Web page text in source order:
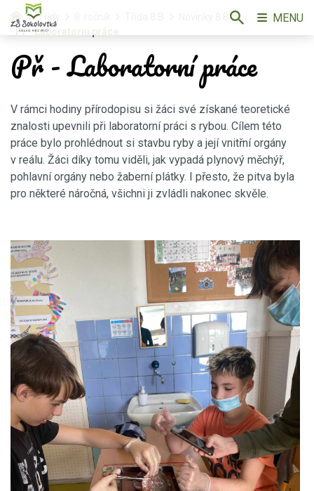
Třídy
Př - Laboratorní práce
Př - Laboratorní práce
V rámci hodiny přírodopisu si žáci své získané teoretické
znalosti upevnili při laboratorní práci s rybou. Cílem této
práce bylo prohlédnout si stavbu ryby a její vnitřní orgány
v reálu. Žáci díky tomu viděli, jak vypadá plynový měchýř,
pohlavní orgány nebo žaberní plátky. I přesto, že pitva byla
pro některé náročná, všichni ji zvládli nakonec skvěle.
MENU